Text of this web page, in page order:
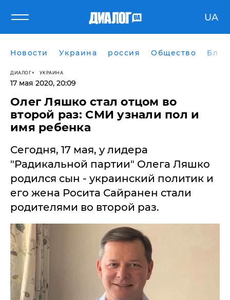
UA
Новости Украина россия Общество
ДИАЛОГ УКРАИНА
17 мая 2020, 20:09
Олег Ляшко стал отцом во
второй раз: СМИ узнали пол и
имя ребенка
Сегодня, 17 мая, у лидера
"Радикальной партии" Олега Ляшко
родился сын - украинский политик и
его жена Росита Сайранен стали
родителями во второй раз.